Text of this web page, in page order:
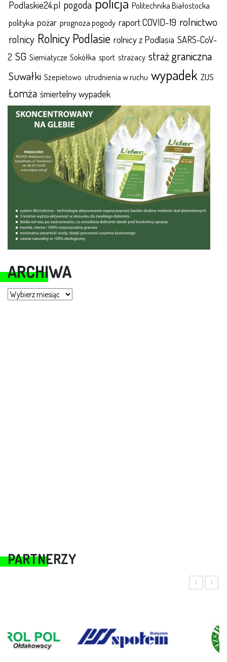
Podlaskie24.pl pogoda Politechnika Białostocka
polityka pożar prognoza pogody raport COVID-19 rolnictwo
rolnicy Rolnicy Podlasie rolnicy z Podlasia SARS-CoV-
2 SG Siemiatycze Sokółka sport strażacy straż graniczna
Suwałki Szepietowo utrudnienia w ruchu wypadek ZUS
Łomża śmiertelny wypadek
ARCHIWA
Archiwa
PARTNERZY
‹ ›